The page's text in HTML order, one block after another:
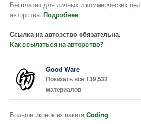
Бесплатно для личных и коммерческих
авторства. Подробнее
Ссылка на авторство обязательна.
Как ссылаться на авторство?
Good Ware
Показать все 139,532
материалов
Больше иконок из пакета Coding